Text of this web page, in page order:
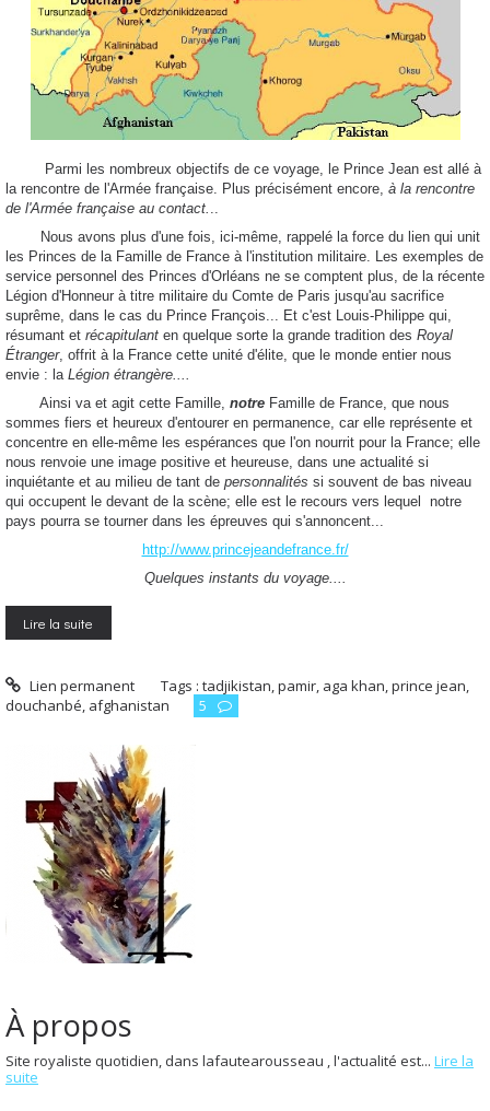
Parmi les nombreux objectifs de ce voyage, le Prince Jean est allé à
la rencontre de l'Armée française. Plus précisément encore, à la rencontre
de l'Armée française au contact.
Nous avons plus d'une fois, ici-même, rappelé la force du lien qui unit
les Princes de la Famille de France à l'institution militaire. Les exemples de
service personnel des Princes d'Orléans ne se comptent plus, de la récente
Légion d'Honneur à titre militaire du Comte de Paris jusqu'au sacrifice
suprême, dans le cas du Prince François... Et c'est Louis-Philippe qui,
résumant et récapitulant en quelque sorte la grande tradition des Royal
Étranger, offrit à la France cette unité d'élite, que le monde entier nous
envie : la Légion étrangère....
Ainsi va et agit cette Famille, notre Famille de France, que nous
sommes fiers et heureux d'entourer en permanence, car elle représente et
concentre en elle-même les espérances que l'on nourrit pour la France; elle
nous renvoie une image positive et heureuse, dans une actualité si
inquiétante et au milieu de tant de personnalités si souvent de bas niveau
qui occupent le devant de la scène; elle est le recours vers lequel notre
pays pourra se tourner dans les épreuves qui s'annoncent...
http://www.princejeandefrance.fr/
Quelques instants du voyage....
Lire la suite
Lien permanent Tags :tadjikistan,pamir, aga khan,prince jean,
douchanbé, afghanistan 5
À propos
Site royaliste quotidien, dans lafautearousseau , l'actualité est... Lire la
suite